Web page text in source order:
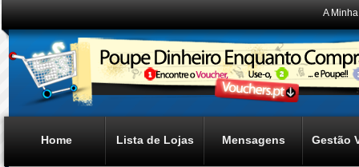
A
Home Lista de Lojas Mensagens Gestão